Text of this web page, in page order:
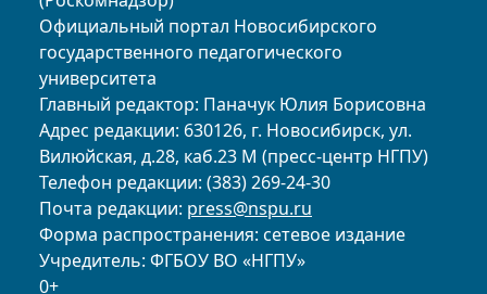
Официальный портал Новосибирского
государственного педагогического
университета
Главный редактор: Паначук Юлия Борисовна
Адрес редакции: 630126, г. Новосибирск, ул.
Вилюйская, д.28, каб.23 М (пресс-центр НГПУ)
Телефон редакции: (383) 269-24-30
Почта редакции: press@nspu.ru
Форма распространения: сетевое издание
Учредитель: ФГБОУ ВО «НГПУ»
0+